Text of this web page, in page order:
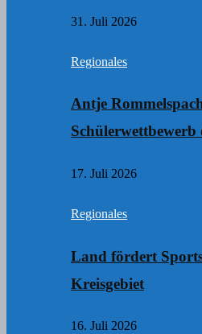
31. Juli 2026
Regionales
Antje
17. Juli 2026
Regionales
Land fördert
Kreisgebiet
16. Juli 2026